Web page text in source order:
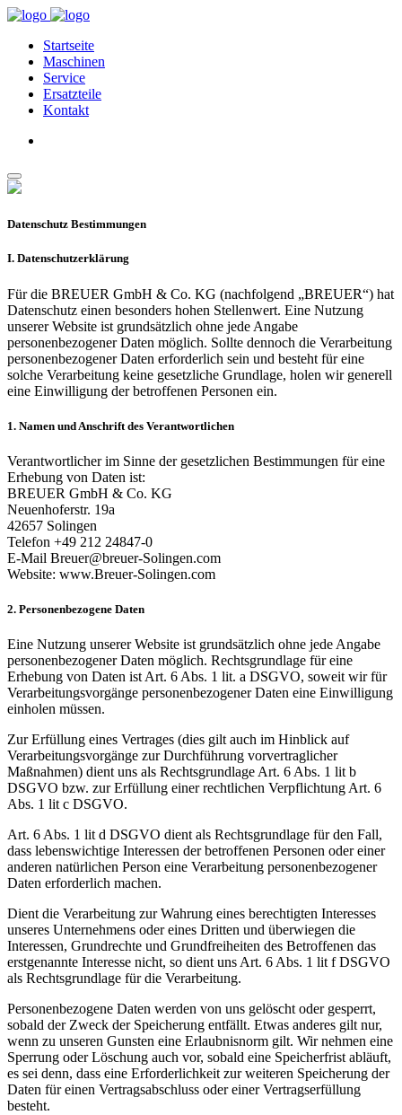
Startseite
Maschinen
Service
Ersatzteile
Kontakt
Datenschutz Bestimmungen
I. Datenschutzerklärung
Für die BREUER GmbH & Co. KG (nachfolgend „BREUER“) hat
Datenschutz einen besonders hohen Stellenwert. Eine Nutzung
unserer Website ist grundsätzlich ohne jede Angabe
personenbezogener Daten möglich. Sollte dennoch die Verarbeitung
personenbezogener Daten erforderlich sein und besteht für eine
solche Verarbeitung keine gesetzliche Grundlage, holen wir generell
eine Einwilligung der betroffenen Personen ein.
1. Namen und Anschrift des Verantwortlichen
Verantwortlicher im Sinne der gesetzlichen Bestimmungen für eine
Erhebung von Daten ist:
BREUER GmbH & Co. KG
Neuenhoferstr. 19a
42657 Solingen
Telefon +49 212 24847-0
E-Mail Breuer@breuer-Solingen.com
Website: www.Breuer-Solingen.com
2. Personenbezogene Daten
Eine Nutzung unserer Website ist grundsätzlich ohne jede Angabe
personenbezogener Daten möglich. Rechtsgrundlage für eine
Erhebung von Daten ist Art. 6 Abs. 1 lit. a DSGVO, soweit wir für
Verarbeitungsvorgänge personenbezogener Daten eine Einwilligung
einholen müssen.
Zur Erfüllung eines Vertrages (dies gilt auch im Hinblick auf
Verarbeitungsvorgänge zur Durchführung vorvertraglicher
Maßnahmen) dient uns als Rechtsgrundlage Art. 6 Abs. 1 lit b
DSGVO bzw. zur Erfüllung einer rechtlichen Verpflichtung Art. 6
Abs. 1 lit c DSGVO.
Art. 6 Abs. 1 lit d DSGVO dient als Rechtsgrundlage für den Fall,
dass lebenswichtige Interessen der betroffenen Personen oder einer
anderen natürlichen Person eine Verarbeitung personenbezogener
Daten erforderlich machen.
Dient die Verarbeitung zur Wahrung eines berechtigten Interesses
unseres Unternehmens oder eines Dritten und überwiegen die
Interessen, Grundrechte und Grundfreiheiten des Betroffenen das
erstgenannte Interesse nicht, so dient uns Art. 6 Abs. 1 lit f DSGVO
als Rechtsgrundlage für die Verarbeitung.
Personenbezogene Daten werden von uns gelöscht oder gesperrt,
sobald der Zweck der Speicherung entfällt. Etwas anderes gilt nur,
wenn zu unseren Gunsten eine Erlaubnisnorm gilt. Wir nehmen eine
Sperrung oder Löschung auch vor, sobald eine Speicherfrist abläuft,
es sei denn, dass eine Erforderlichkeit zur weiteren Speicherung der
Daten für einen Vertragsabschluss oder einer Vertragserfüllung
besteht.